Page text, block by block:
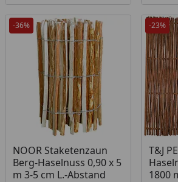
-36%
NOOR Staketenzaun
Berg-Haselnuss 0,90 x 5
m 3-5 cm L.-Abstand
-23%
T&J
1800